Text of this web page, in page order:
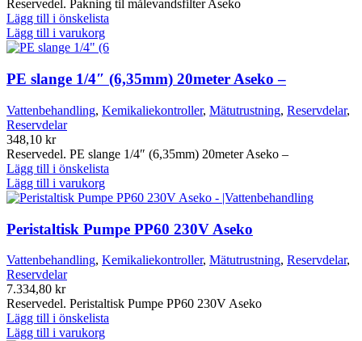
Reservedel. Pakning til målevandsfilter Aseko
Lägg till i önskelista
Lägg till i varukorg
PE slange 1/4″ (6,35mm) 20meter Aseko –
Vattenbehandling, Kemikaliekontroller, Mätutrustning, Reservdelar,
Reservdelar
348,10 kr
Reservedel. PE slange 1/4″ (6,35mm) 20meter Aseko –
Lägg till i önskelista
Lägg till i varukorg
Peristaltisk Pumpe PP60 230V Aseko
Vattenbehandling, Kemikaliekontroller, Mätutrustning, Reservdelar,
Reservdelar
7.334,80 kr
Reservedel. Peristaltisk Pumpe PP60 230V Aseko
Lägg till i önskelista
Lägg till i varukorg